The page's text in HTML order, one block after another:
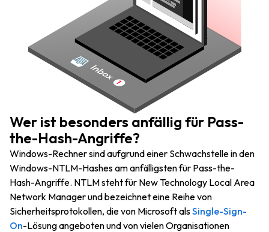
Wer ist besonders anfällig für Pass-
the-Hash-Angriffe?
Windows-Rechner sind aufgrund einer Schwachstelle in den
Windows-NTLM-Hashes am anfälligsten für Pass-the-
Hash-Angriffe. NTLM steht für New Technology Local Area
Network Manager und bezeichnet eine Reihe von
Sicherheitsprotokollen, die von Microsoft alsSingle-Sign-
On-Lösung angeboten und von vielen Organisationen